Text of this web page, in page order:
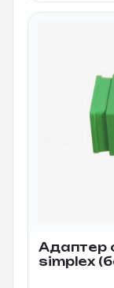
Адаптер
simplex